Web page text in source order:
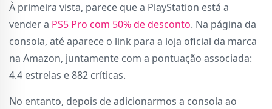
À primeira vista, parece que a PlayStation está a
vender a PS5 Pro com 50% de desconto. Na página da
consola, até aparece o link para a loja oficial da marca
na Amazon, juntamente com a pontuação associada:
4.4 estrelas e 882 críticas.
No entanto, depois de adicionarmos a consola ao